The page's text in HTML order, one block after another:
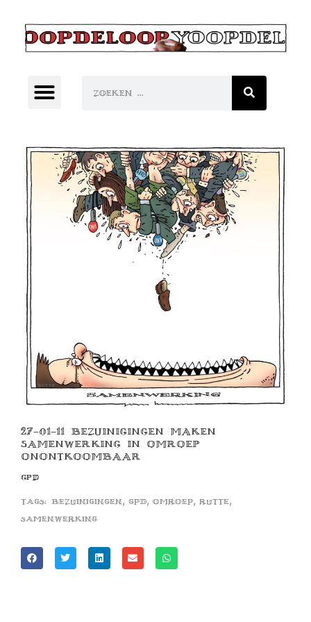
27-01-11 BEZUINIGINGEN MAKEN
SAMENWERKING IN OMROEP
ONONTKOOMBAAR
GPD
Tags: bezuinigingen, gpd, omroep, rutte,
samenwerking